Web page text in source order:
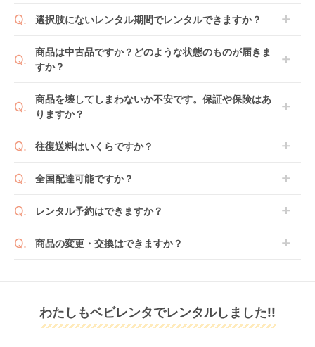
開始日1日目となります。
日までに配送業者（佐川急便）に商品の引渡しとなり
ます。
選択肢にないレンタル期間でレンタルできますか？
間の利用が可能です。
例えば4ヶ月の場合、3ヶ月レンタル＋1ヶ月延長とし
の上で、早期にご返却ください。
商品は中古品ですか？どのような状態のものが届きま
すか？
のもございます。
新品商品はメーカーから仕入れた状態のものをお送り
走行テストを行う場合がございます。
となる場合がございます。その際、メーカーの都合に
場合や、在庫切れによりご注文をキャンセルさせてい
い。
※万が一キャンセルとなった場合には、代金は全額ご
てお届けしております。そのため、小さなキズや使用
感はございますが、故障や大きなキズ、シミなどのリ
商品を壊してしまわないか不安です。保証や保険はあ
りますか？
おります。
ョンをご購入ください。
詳しくはこちらをご確認ください。
往復送料はいくらですか？
へ入れ、カートページから住所を入力すると送料が確
全国配達可能ですか？
※空港への配達はご対応できかねますのであらかじめ
レンタル予約はできますか？
可能ですので、商品のご注文時にご希望のお日にちに
商品の変更・交換はできますか？
また、レンタル期間の変更も商品発送前であれば変更
可能です。
わたしもベビレンタでレンタルしました!!